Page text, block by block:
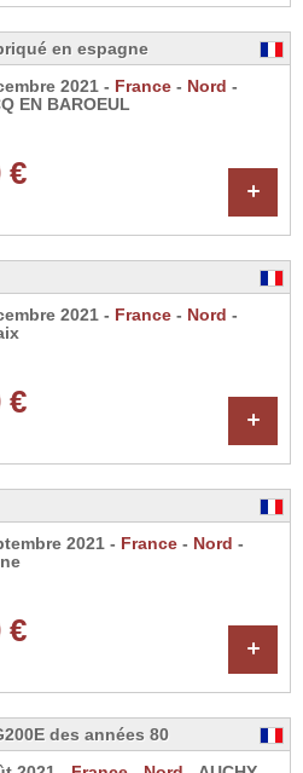
en espagne
2021 - France - Nord -
EN BAROEUL
€ +
2021 - France - Nord -
€ +
2021 - France - Nord -
€ +
des années 80